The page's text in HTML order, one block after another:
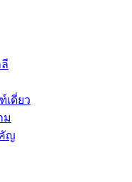
ดี่ยว
ม
ญ